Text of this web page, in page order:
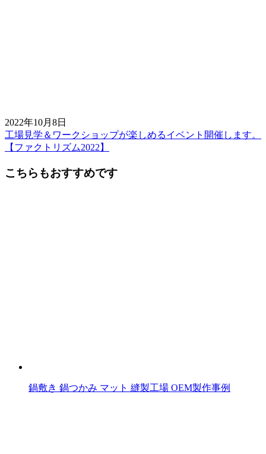
2022年10月8日
前
後
の
工場見学＆ワークショップが楽しめるイベント開催します。
【ファクトリズム2022】
こちらもおすすめです
鍋敷き 鍋つかみ マット 縫製工場 OEM製作事例